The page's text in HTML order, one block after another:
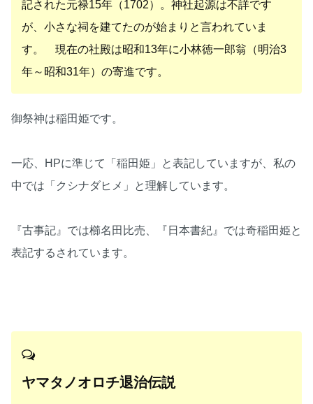
記された元禄15年（1702）。神社起源は不詳です
が、小さな祠を建てたのが始まりと言われていま
す。 現在の社殿は昭和13年に小林徳一郎翁（明治3
年～昭和31年）の寄進です。
御祭神は稲田姫です。
一応、HPに準じて「稲田姫」と表記していますが、私の
中では「クシナダヒメ」と理解しています。
『古事記』では櫛名田比売、『日本書紀』では奇稲田姫と
表記するされています。
ヤマタノオロチ退治伝説